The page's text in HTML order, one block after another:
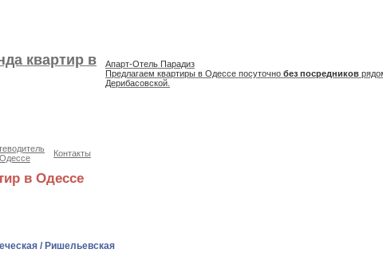
квартир в
Апарт-Отель Парадиз
Предлагаем квартиры в Одессе посуточно без посредников
Дерибасовской.
Контакты
в Одессе
/ Ришельевская